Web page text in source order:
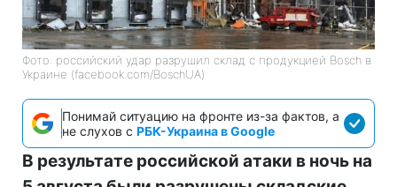
Фото: российский удар разрушил склад с продукцией Bosch в
Украине (facebook.com/BoschUA)
Понимай ситуацию на фронте из-за фактов, а
не слухов с РБК-Украина в Google
В результате российской атаки в ночь на